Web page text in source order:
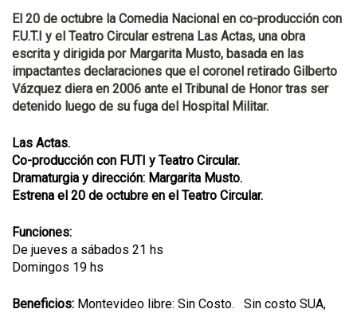
El 20 de octubre la Comedia Nacional en co-producción con
F.U.T.I y el Teatro Circular estrena Las Actas, una obra
escrita y dirigida por Margarita Musto, basada en las
impactantes declaraciones que el coronel retirado Gilberto
Vázquez diera en 2006 ante el Tribunal de Honor tras ser
detenido luego de su fuga del Hospital Militar.
Las Actas.
Co-producción con FUTI y Teatro Circular.
Dramaturgia y dirección: Margarita Musto.
Estrena el 20 de octubre en el Teatro Circular.
Funciones:
De jueves a sábados 21 hs
Domingos 19 hs
Beneficios: Montevideo libre: Sin Costo. Sin costo SUA,